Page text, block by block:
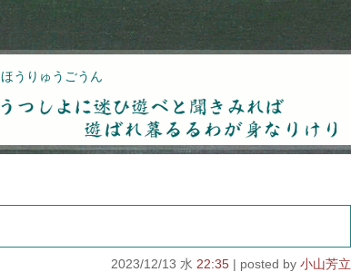
ほうりゅうごうん
うつしよに迷ひ遊べと聞きみれば遊ばれ暮るるわが
2023/12/13 水 22:35 小山芳立